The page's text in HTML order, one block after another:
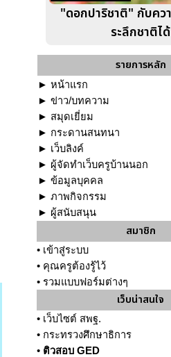
"ดอกปาริชาติ" กับคว
ระลึกชาติได้
รายการหลัก
► หน้าแรก
► ข่าว/บทความ
► สมุดเยี่ยม
► กระดานสนทนา
► เว็บลิงค์
► ผู้จัดทำเว็บครูบ้านนอก
► ข้อมูลบุคคล
► ภาพกิจกรรม
► ผู้สนับสนุน
สมาชิก
• เข้าสู่ระบบ
• คุณครูต้องรู้ไว้
• รวมแบบฟอร์มต่างๆ
เว็บน่าสนใจ
• เว็บไซต์ สพฐ.
• กระทรวงศึกษาธิการ
• ติวสอบ GED